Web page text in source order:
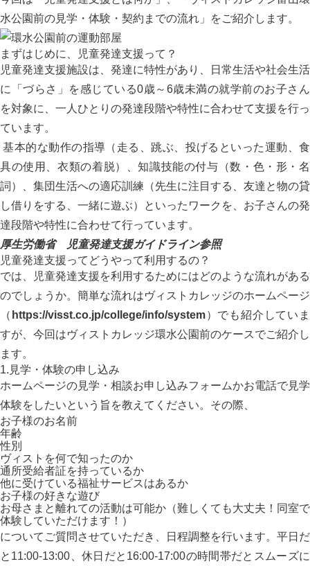
水公園前の見学・体験・契約までの流れ」をご紹介します。
まずはじめに、児童発達支援って？
児童発達支援施設は、発達に特性があり、日常生活や社会生活
に「づらさ」を感じている0歳～6歳未満の就学前のお子さん
を対象に、一人ひとりの発達段階や特性に合わせて支援を行っ
ています。
基本的な動作の指導（走る、跳ぶ、投げるといった運動、食
具の使用、衣類の着脱）、知識技能の付与（数・色・形・名
詞）、集団生活への適応訓練（先生に注目する、友達と物の貸
し借りをする、一緒に遊ぶ）といったワークを、お子さんの発
達段階や特性に合わせて行っています。
厚生労働省 児童発達支援ガイドライン参照
児童発達支援ってどうやって利用するの？
では、児童発達支援を利用するためにはどのような流れがある
のでしょうか。簡単な流れはヴィストカレッジのホームページ
（ https://visst.co.jp/college/info/system）でも紹介していま
すが、今回はヴィストカレッジ環水公園前のケースでご紹介し
ます。
1.見学・体験の申し込み
ホームページの見学・相談お申し込みフォームかお電話で見学
体験をしたいという旨を教えてください。その際、
お子様のお名前
年齢
性別
ヴィストを何で知ったのか
通所受給者証を持っているか
他に受けている福祉サービスはあるか
お子様の好きな遊び
お母さまと離れての活動は可能か（難しくても大丈夫！同室で
体験していただけます！）
についてご質問させていただき、日程調整を行います。平日だ
と11:00-13:00、休日だと16:00-17:00の時間帯だとスムーズに